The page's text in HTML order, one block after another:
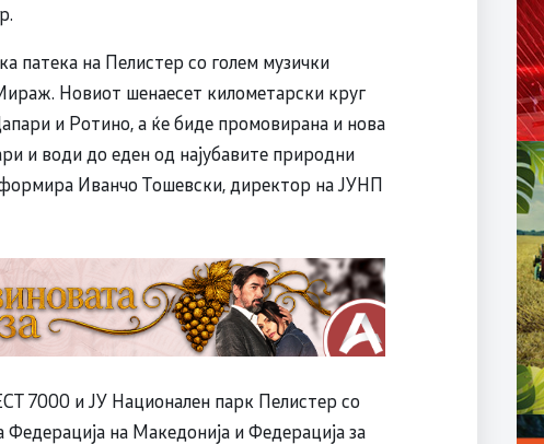
патека на Пелистер со голем музички
Новиот шенаесет километарски круг
и Ротино, а ќе биде промовирана и нова
и води до еден од најубавите природни
Иванчо Тошевски, директор на ЈУНП
7000 и ЈУ Национален парк Пелистер со
на Македонија и Федерација за